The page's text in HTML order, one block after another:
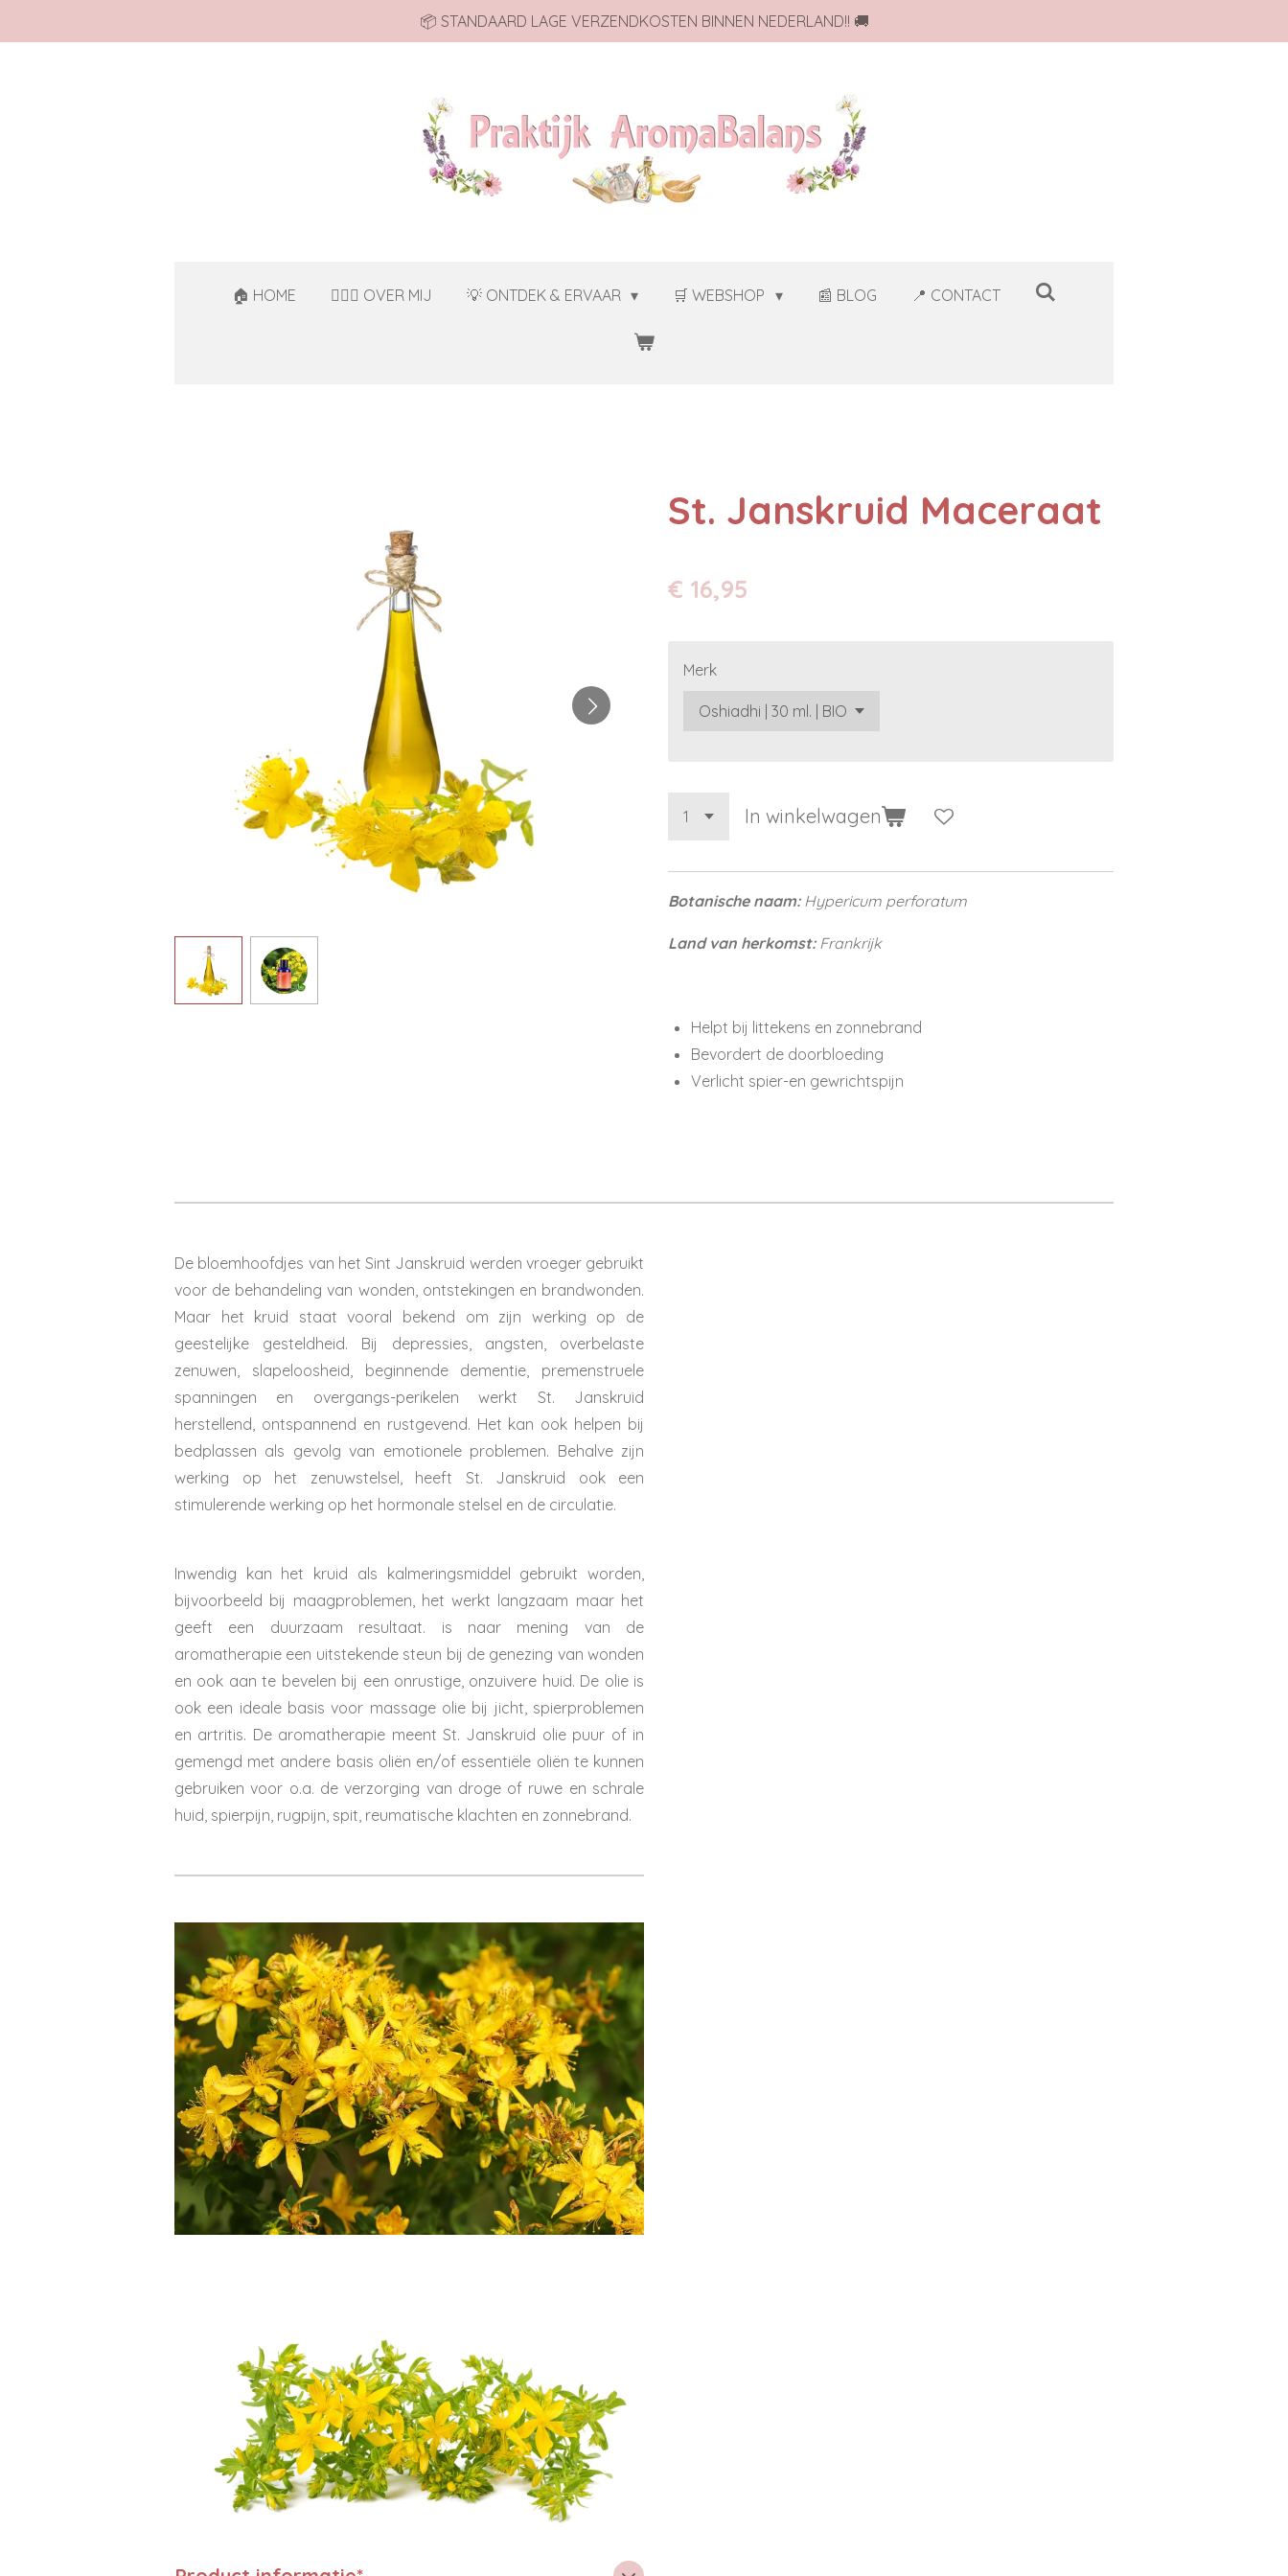
📦 STANDAARD LAGE VERZENDKOSTEN BINNEN NEDERLAND!! 🚚
🏠 HOME 🙋🏻‍♀️ OVER MIJ 💡 ONTDEK & ERVAAR 🛒 WEBSHOP 📰 BLOG 📍 CONTACT
St. Janskruid Maceraat
€ 16,95
Merk
In winkelwagen
Botanische naam:Hypericum perforatum
Land van herkomst:Frankrijk
Helpt bij littekens en zonnebrand
Bevordert de doorbloeding
Verlicht spier-en gewrichtspijn
De bloemhoofdjes van het Sint Janskruid werden vroeger gebruikt
voor de behandeling van wonden, ontstekingen en brandwonden.
Maar het kruid staat vooral bekend om zijn werking op de
geestelijke gesteldheid. Bij depressies, angsten, overbelaste
zenuwen, slapeloosheid, beginnende dementie, premenstruele
spanningen en overgangs-perikelen werkt St. Janskruid
herstellend, ontspannend en rustgevend. Het kan ook helpen bij
bedplassen als gevolg van emotionele problemen. Behalve zijn
werking op het zenuwstelsel, heeft St. Janskruid ook een
stimulerende werking op het hormonale stelsel en de circulatie.
Inwendig kan het kruid als kalmeringsmiddel gebruikt worden,
bijvoorbeeld bij maagproblemen, het werkt langzaam maar het
geeft een duurzaam resultaat. is naar mening van de
aromatherapie een uitstekende steun bij de genezing van wonden
en ook aan te bevelen bij een onrustige, onzuivere huid. De olie is
ook een ideale basis voor massage olie bij jicht, spierproblemen
en artritis. De aromatherapie meent St. Janskruid olie puur of in
gemengd met andere basis oliën en/of essentiële oliën te kunnen
gebruiken voor o.a. de verzorging van droge of ruwe en schrale
huid, spierpijn, rugpijn, spit, reumatische klachten en zonnebrand.